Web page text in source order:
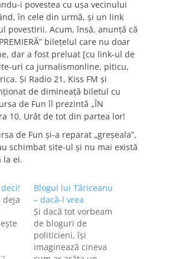
i povestea cu uşa vecinului
în cele din urmă, şi un link
povestirii. Acum, însă, anunţă că
bileţelul care nu doar
dar a fost preluat [cu link-ul de
uri ca jurnalismonline, piticu,
Şi Radio 21, Kiss FM şi
de dimineaţă biletul cu
de Fun îl prezintă „ÎN
10. Urât de tot din partea lor!
de Fun şi-a reparat „greşeala”,
schimbat site-ul şi nu mai există
la ei.
deja
Blogul lui Tăriceanu
– dacă-l vrea
Şi dacă tot vorbeam
de bloguri de
politicieni, îşi
imaginează cineva